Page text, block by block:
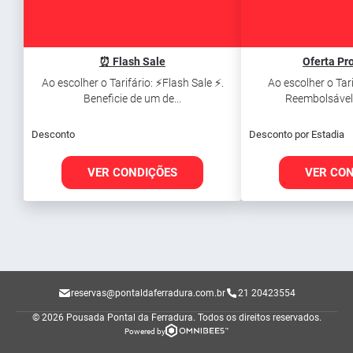
⏰ Flash Sale
Ao escolher o Tarifário: ⚡Flash Sale ⚡.
Beneficie de um de...
Desconto
VER CONDIÇÕES
Oferta
Ao escolher o
Desconto por Estadia
VER
reservas@pontaldaferradura.com.br 21 20423554
© 2026 Pousada Pontal da Ferradura. Todos os direitos reservados.
Powered by